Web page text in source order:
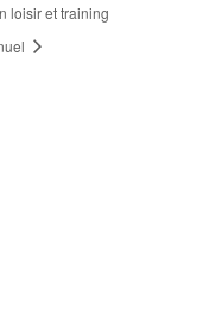
loisir et training